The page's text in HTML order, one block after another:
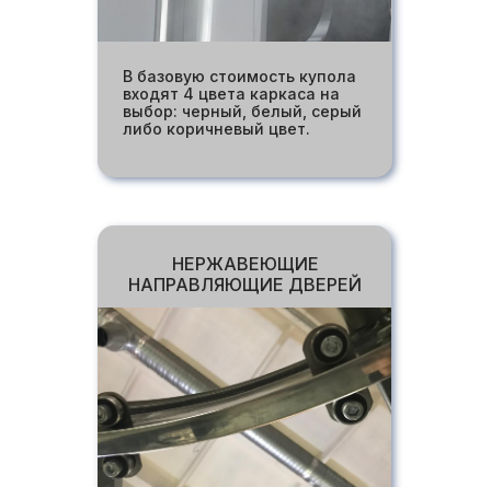
В базовую стоимость купола
входят 4 цвета каркаса на
выбор: черный, белый, серый
либо коричневый цвет.
НЕРЖАВЕЮЩИЕ
НАПРАВЛЯЮЩИЕ ДВЕРЕЙ